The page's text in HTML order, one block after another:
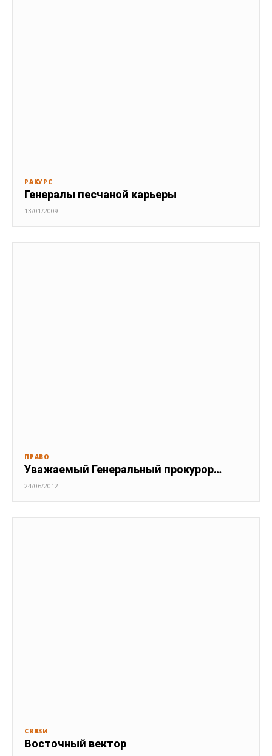
РАКУРС
Генералы песчаной карьеры
13/01/2009
ПРАВО
Уважаемый Генеральный прокурор…
24/06/2012
СВЯЗИ
Восточный вектор